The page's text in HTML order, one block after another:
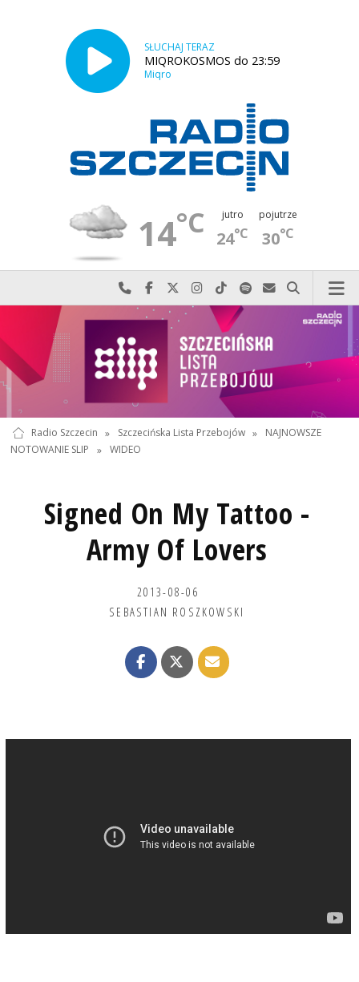
SŁUCHAJ TERAZ
MIQROKOSMOS do 23:59
Miqro
14°C jutro
24°C
pojutrze
30°C
Najlepiej po prostu do nas zadzwoń
Odwiedź nas na Facebook-u
Odwiedź nas na X
Odwiedź nas na Instagram-ie
Odwiedź nas na TikTok-u
Szukaj nas na Spotify
Wyślij do nas
Szukaj
Radio Szczecin » Szczecińska Lista Przebojów »
NAJNOWSZE
NOTOWANIE SLIP
» WIDEO
Signed On My Tattoo -
Army Of Lovers
2013-08-06
SEBASTIAN ROSZKOWSKI